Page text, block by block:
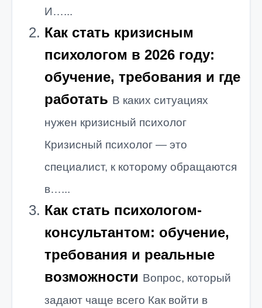
И…...
Как стать кризисным
психологом в 2026 году:
обучение, требования и где
работать В каких ситуациях
нужен кризисный психолог
Кризисный психолог — это
специалист, к которому обращаются
в…...
Как стать психологом-
консультантом: обучение,
требования и реальные
возможности Вопрос, который
задают чаще всего Как войти в